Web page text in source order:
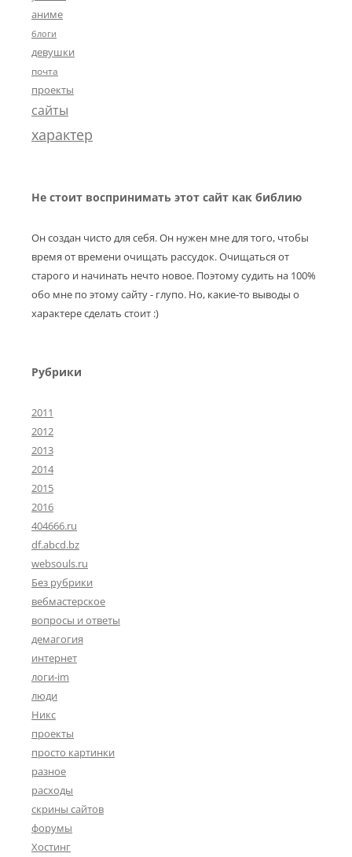
аниме
блоги
девушки
почта
проекты
сайты
характер
Не стоит воспринимать этот сайт как библию
Он создан чисто для себя. Он нужен мне для того, чтобы
время от времени очищать рассудок. Очищаться от
старого и начинать нечто новое. Поэтому судить на 100%
обо мне по этому сайту - глупо. Но, какие-то выводы о
характере сделать стоит :)
Рубрики
2011
2012
2013
2014
2015
2016
404666.ru
df.abcd.bz
websouls.ru
Без рубрики
вебмастерское
вопросы и ответы
демагогия
интернет
логи-im
люди
Никс
проекты
просто картинки
разное
расходы
скрины сайтов
форумы
Хостинг